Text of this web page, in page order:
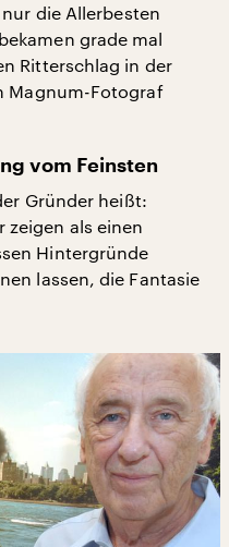
die Allerbesten
grade mal
Ritterschlag in der
Magnum-Fotograf
vom Feinsten
Gründer heißt:
zeigen als einen
Hintergründe
lassen, die Fantasie